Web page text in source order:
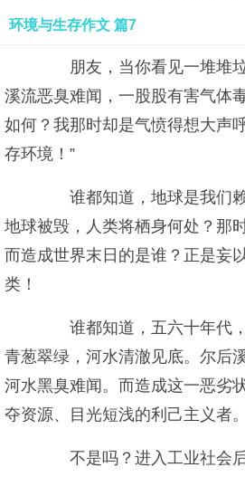
环境与生存作文 篇7
朋友，当你看见一堆堆垃
溪流恶臭难闻，一股股有害气体
如何？我那时却是气愤得想大声
存环境！”
谁都知道，地球是我们赖
地球被毁，人类将栖身何处？那
而造成世界末日的是谁？正是妄
类！
谁都知道，五六十年代，
青葱翠绿，河水清澈见底。尔后
河水黑臭难闻。而造成这一恶劣
夺资源、目光短浅的利己主义者。
不是吗？进入工业社会后